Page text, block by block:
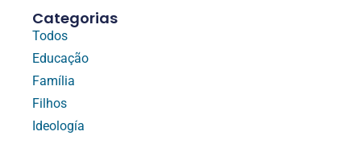
Categorias
Todos
Educação
Família
Filhos
Ideología